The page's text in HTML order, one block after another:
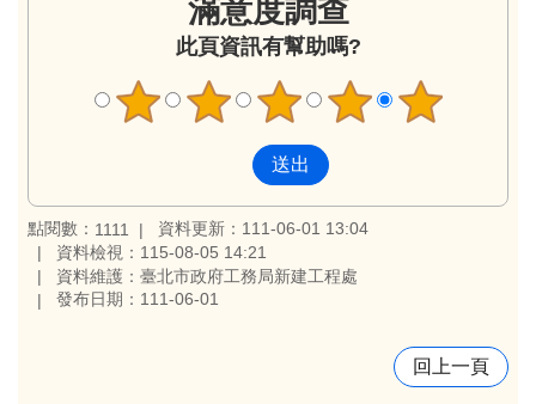
滿意度調查
此頁資訊有幫助嗎?
點閱數： 1111
資料更新：111-06-01 13:04
資料檢視：115-08-05 14:21
資料維護：臺北市政府工務局新建工程處
發布日期：111-06-01
回上一頁